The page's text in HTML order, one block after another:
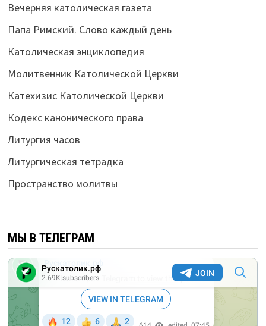
Вечерняя католическая газета
Папа Римский. Слово каждый день
Католическая энциклопедия
Молитвенник Католической Церкви
Катехизис Католической Церкви
Кодекс канонического права
Литургия часов
Литургическая тетрадка
Пространство молитвы
МЫ В ТЕЛЕГРАМ